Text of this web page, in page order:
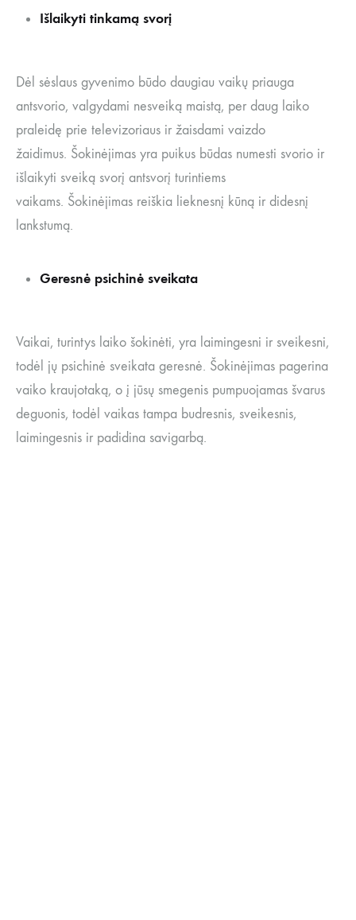
Išlaikyti tinkamą svorį
Dėl sėslaus gyvenimo būdo daugiau vaikų priauga
antsvorio, valgydami nesveiką maistą, per daug laiko
praleidę prie televizoriaus ir žaisdami vaizdo
žaidimus. Šokinėjimas yra puikus būdas numesti svorio ir
išlaikyti sveiką svorį antsvorį turintiems
vaikams. Šokinėjimas reiškia lieknesnį kūną ir didesnį
lankstumą.
Geresnė psichinė sveikata
Vaikai, turintys laiko šokinėti, yra laimingesni ir sveikesni,
todėl jų psichinė sveikata geresnė. Šokinėjimas pagerina
vaiko kraujotaką, o į jūsų smegenis pumpuojamas švarus
deguonis, todėl vaikas tampa budresnis, sveikesnis,
laimingesnis ir padidina savigarbą.